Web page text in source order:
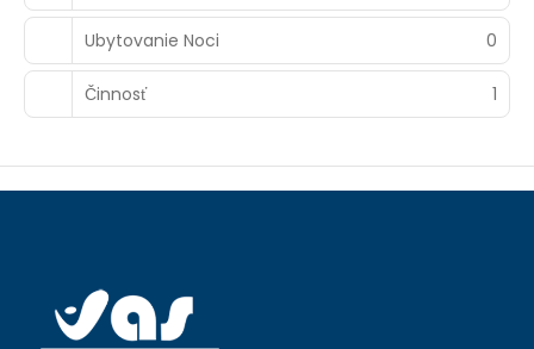
Ubytovanie Noci 0
Činnosť 1